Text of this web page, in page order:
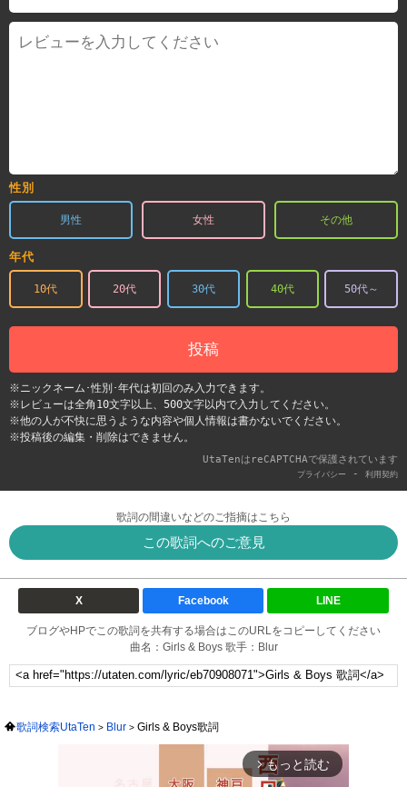
性別
男性 女性 その他
年代
10代 20代 30代 40代 50代～
投稿
※ニックネーム･性別･年代は初回のみ入力できます。
※レビューは全角10文字以上、500文字以内で入力してください。
※他の人が不快に思うような内容や個人情報は書かないでください。
※投稿後の編集・削除はできません。
UtaTenはreCAPTCHAで保護されています
プライバシー - 利用契約
歌詞の間違いなどのご指摘はこちら
この歌詞へのご意見
X Facebook LINE
ブログやHPでこの歌詞を共有する場合はこのURLをコピーしてください
曲名：Girls & Boys 歌手：Blur
歌詞検索UtaTen Blur Girls & Boys歌詞
arrow_forward_ios もっと読む